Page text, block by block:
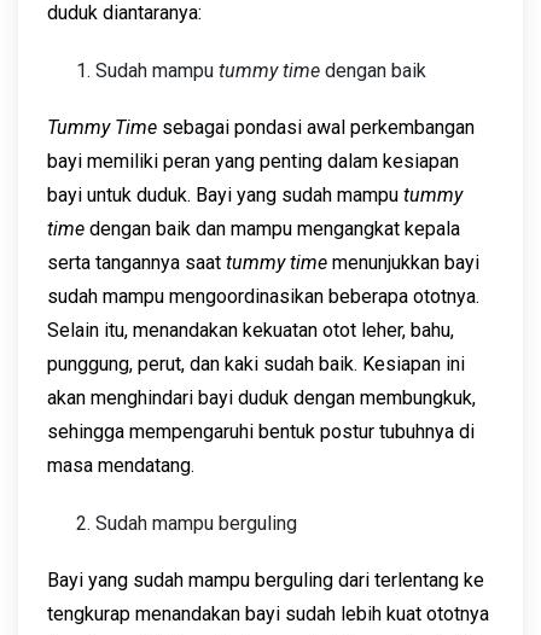
duduk diantaranya:
Sudah mampu tummy time dengan baik
Tummy Time sebagai pondasi awal perkembangan
bayi memiliki peran yang penting dalam kesiapan
bayi untuk duduk. Bayi yang sudah mampu tummy
time dengan baik dan mampu mengangkat kepala
serta tangannya saat tummy time menunjukkan bayi
sudah mampu mengoordinasikan beberapa ototnya.
Selain itu, menandakan kekuatan otot leher, bahu,
punggung, perut, dan kaki sudah baik. Kesiapan ini
akan menghindari bayi duduk dengan membungkuk,
sehingga mempengaruhi bentuk postur tubuhnya di
masa mendatang.
Sudah mampu berguling
Bayi yang sudah mampu berguling dari terlentang ke
tengkurap menandakan bayi sudah lebih kuat ototnya